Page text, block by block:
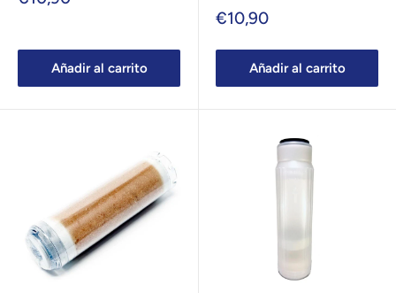
Añadir al carrito
Precio
venta
€10,90
Añadir al carrito